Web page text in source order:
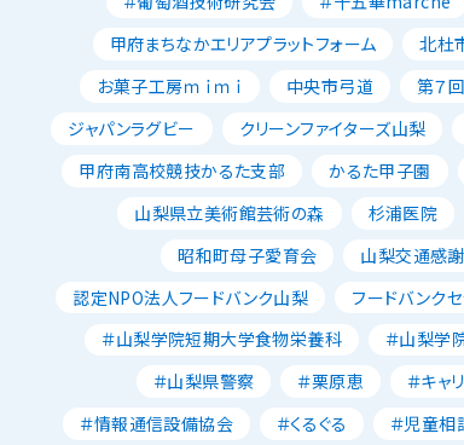
甲府まちなかエリアプラットフォーム
北杜
お菓子工房ｍｉｍｉ
中央市弓道 第７
ジャパンラグビー
クリーンファイターズ山梨
甲府南高校競技かるた支部
かるた甲子園
山梨県立美術館芸術の森
杉浦医院
昭和町母子愛育会
山梨交通感
認定NPO法人フードバンク山梨
フードバンクセ
＃山梨学院短期大学食物栄養科
＃山梨学
＃山梨県警察
＃栗原恵 ＃キャ
＃情報通信設備協会
＃くるぐる ＃児童相